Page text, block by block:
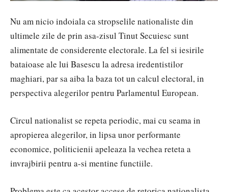
Nu am nicio indoiala ca stropselile nationaliste din
ultimele zile de prin asa-zisul Tinut Secuiesc sunt
alimentate de considerente electorale. La fel si iesirile
bataioase ale lui Basescu la adresa iredentistilor
maghiari, par sa aiba la baza tot un calcul electoral, in
perspectiva alegerilor pentru Parlamentul European.
Circul nationalist se repeta periodic, mai cu seama in
apropierea alegerilor, in lipsa unor performante
economice, politicienii apeleaza la vechea reteta a
invrajbirii pentru a-si mentine functiile.